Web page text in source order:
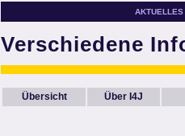
AKTUELLES
Verschiedene
Übersicht Über I4J